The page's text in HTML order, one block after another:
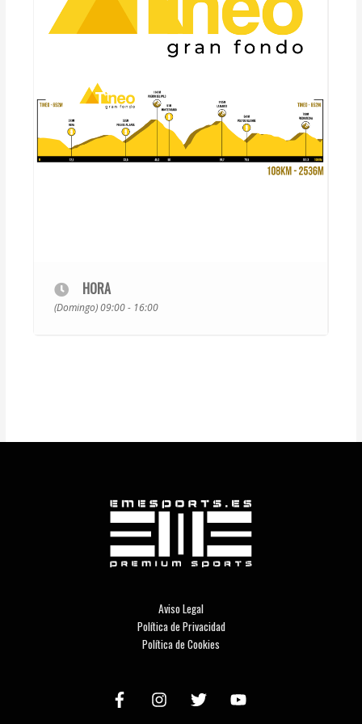
HORA
(Domingo) 09:00 - 16:00
Aviso Legal
Política de Privacidad
Política de Cookies